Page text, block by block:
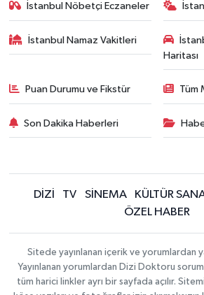
İstanbul Nöbetçi Eczaneler
İstanbul Namaz Vakitleri
Haritası
Puan Durumu ve Fikstür Tüm
Son Dakika Haberleri
DİZİ TV SİNEMA KÜLTÜR
ÖZEL HABER
Sitede yayınlanan içerik ve yorumlardan
Yayınlanan yorumlardan Dizi Doktoru
tüm harici linkler ayrı bir sayfada açılır.